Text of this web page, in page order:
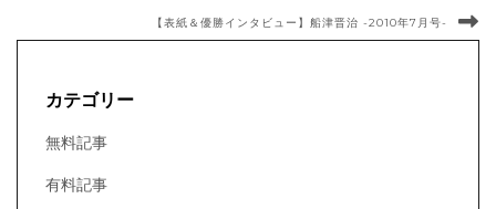
【表紙＆優勝インタビュー】船津晋治 -2010年7月号-
カテゴリー
無料記事
有料記事